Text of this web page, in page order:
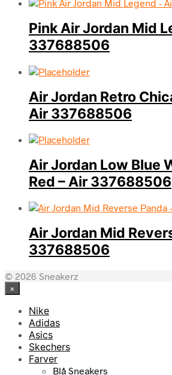
Pink Air Jordan Mid
337688506
Air Jordan Retro
Air 337688506
Air Jordan Low Blue
Red – Air 337688506
Air Jordan Mid
337688506
© 2026 Sneakerz
×
Nike
Adidas
Asics
Skechers
Farver
Blå Sneakers